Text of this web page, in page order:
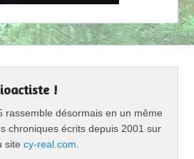
!
rassemble désormais en un même
chroniques écrits depuis 2001 sur
sitecy-real.com